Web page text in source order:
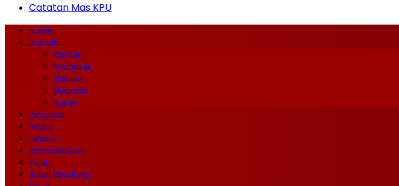
Catatan Mas KPU
Home
Daerah
Pacitan
Ponorogo
Madiun
Magetan
Ngawi
Peristiwa
Politik
Hukum
Pemerintahan
Tajuk
Sudut Pandang